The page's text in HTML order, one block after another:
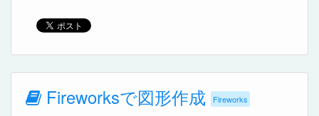
Fireworksで図形作成 Fireworks